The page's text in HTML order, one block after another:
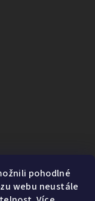
pohodlné
webu neustále